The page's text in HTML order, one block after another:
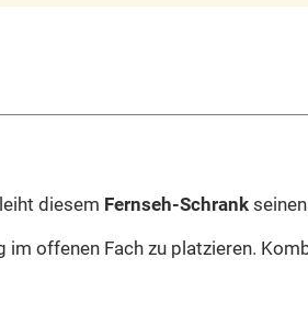
diesem Fernseh-Schrank
offenen Fach zu platzieren.